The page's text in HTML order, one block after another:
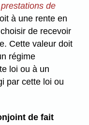
de
à une rente en
de recevoir
Cette valeur doit
régime
loi ou à un
par cette loi ou
de fait